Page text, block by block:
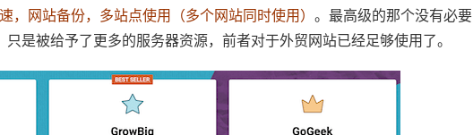
网站备份，多站点使用（多个网站同时使用） 。最高级的那个没有必要
是被给予了更多的服务器资源，前者对于外贸网站已经足够使用了。